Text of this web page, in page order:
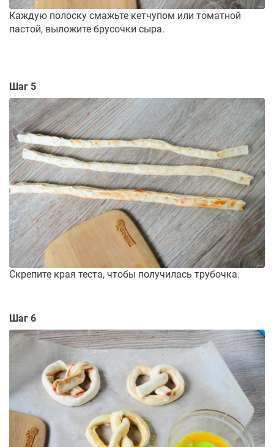
Каждую полоску смажьте кетчупом или томатной
пастой, выложите брусочки сыра.
Шаг 5
Скрепите края теста, чтобы получилась трубочка.
Шаг 6